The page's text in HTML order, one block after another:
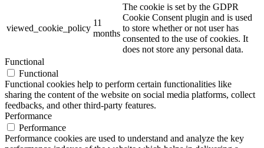
viewed_cookie_policy
11
months
The cookie is set by the GDPR
Cookie Consent plugin and is used
to store whether or not user has
consented to the use of cookies. It
does not store any personal data.
Functional
Functional
Functional cookies help to perform certain functionalities like
sharing the content of the website on social media platforms, collect
feedbacks, and other third-party features.
Performance
Performance
Performance cookies are used to understand and analyze the key